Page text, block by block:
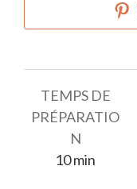
TEMPS DE
PRÉPARATIO
N
10minutes
min